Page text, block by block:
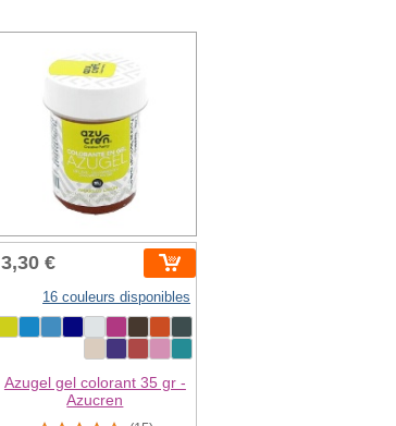
3,30 €
16 couleurs disponibles
Azugel gel colorant 35 gr -
Azucren